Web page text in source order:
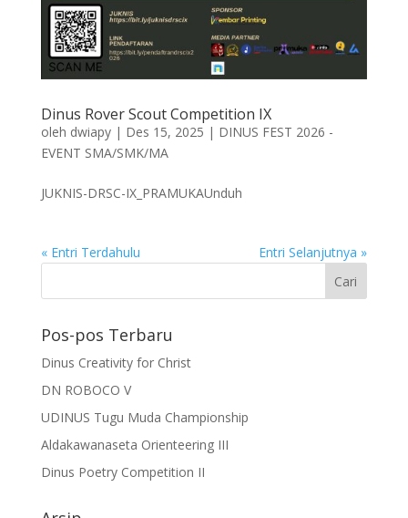
Dinus Rover Scout Competition IX
oleh dwiapy| Des 15, 2025 | DINUS FEST 2026 -
EVENT SMA/SMK/MA
JUKNIS-DRSC-IX_PRAMUKAUnduh
« Entri Terdahulu Entri Selanjutnya »
Pos-pos Terbaru
Dinus Creativity for Christ
DN ROBOCO V
UDINUS Tugu Muda Championship
Aldakawanaseta Orienteering III
Dinus Poetry Competition II